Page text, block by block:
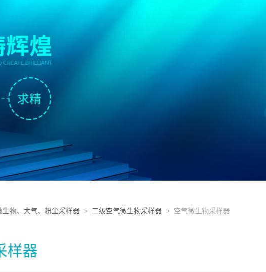
生物、大气、粉尘采样器 > 二级空气微生物采样器 > 空气微生物采样器
样器